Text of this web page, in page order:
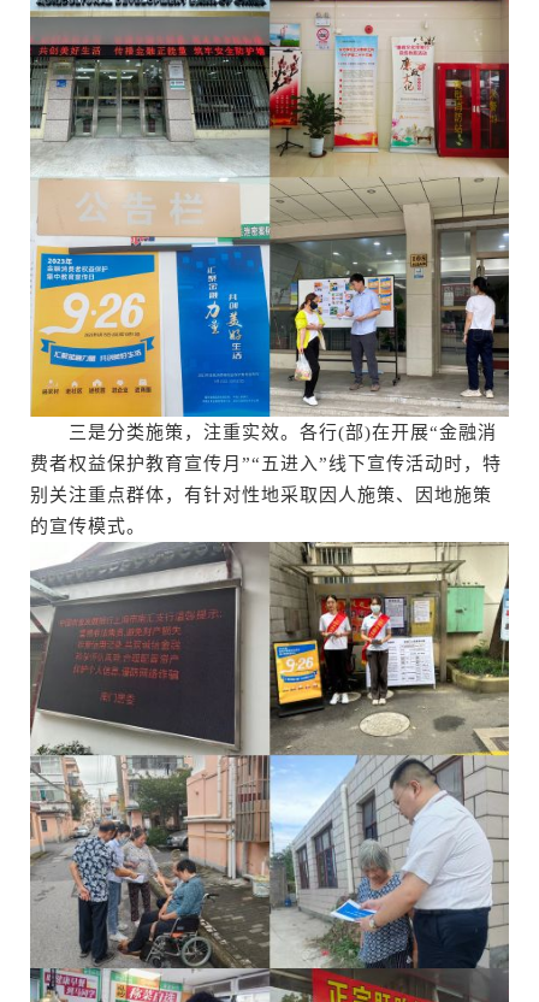
三是分类施策，注重实效。各行(部)在开展“金融消
费者权益保护教育宣传月”“五进入”线下宣传活动时，特
别关注重点群体，有针对性地采取因人施策、因地施策
的宣传模式。